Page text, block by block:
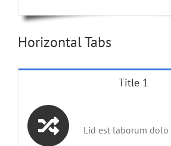
Horizontal Tabs
Title 1
Lid est laborum dolo